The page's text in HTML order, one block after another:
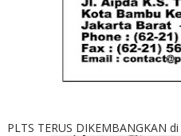
PLTS TERUS DIKEMBANGKAN